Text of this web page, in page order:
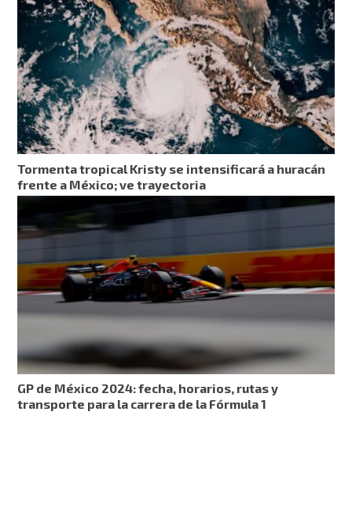
Tormenta tropical Kristy se intensificará a huracán
frente a México; ve trayectoria
GP de México 2024: fecha, horarios, rutas y
transporte para la carrera de la Fórmula 1